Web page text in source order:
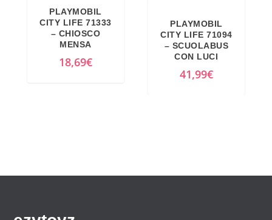
PLAYMOBIL
CITY LIFE 71333
– CHIOSCO
MENSA
18,69€
PLAYMOBIL
CITY LIFE 71094
– SCUOLABUS
CON LUCI
41,99€